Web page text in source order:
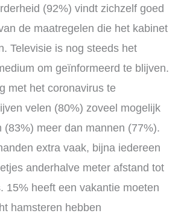
(92%) vindt zichzelf goed
de maatregelen die het kabinet
Televisie is nog steeds het
om geïnformeerd te blijven.
met het coronavirus te
velen (80%) zoveel mogelijk
(83%) meer dan mannen (77%).
extra vaak, bijna iedereen
anderhalve meter afstand tot
15% heeft een vakantie moeten
hamsteren hebben